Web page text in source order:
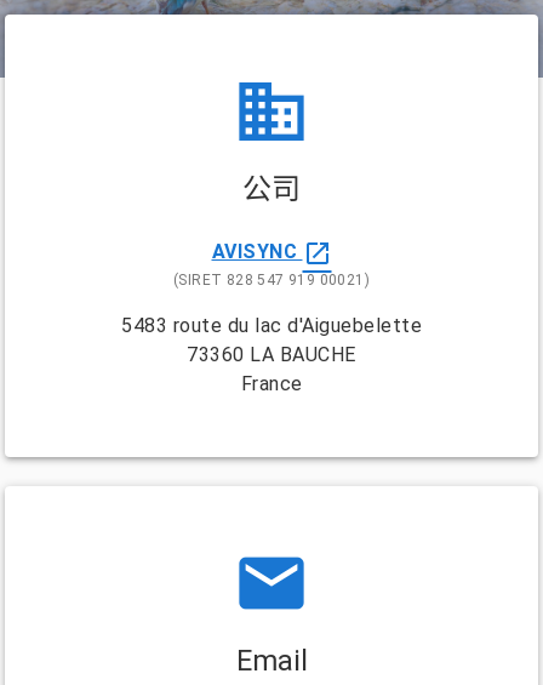
business
公司
AVISYNC open_in_new
(SIRET 828 547 919 00021)
5483 route du lac d'Aiguebelette
73360 LA BAUCHE
France
email
Email